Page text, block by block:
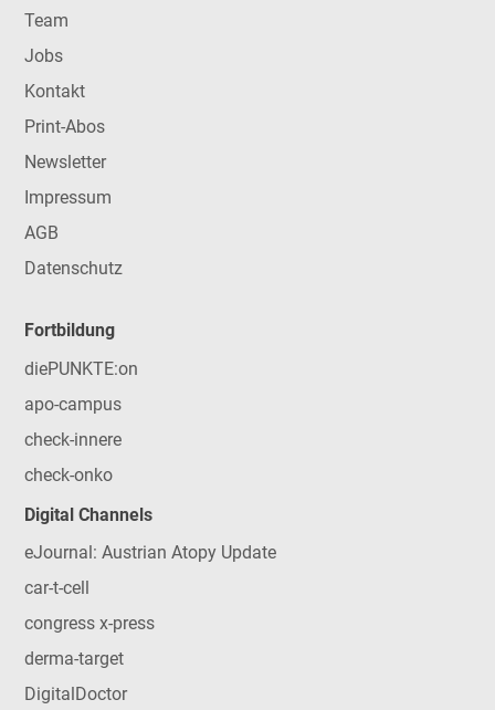
Team
Jobs
Kontakt
Print-Abos
Newsletter
Impressum
AGB
Datenschutz
Fortbildung
diePUNKTE:on
apo-campus
check-innere
check-onko
Digital Channels
eJournal: Austrian Atopy Update
car-t-cell
congress x-press
derma-target
DigitalDoctor